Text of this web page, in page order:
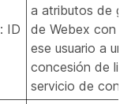
ID
a atributos de
de Webex con
ese usuario a un
concesión de
servicio de